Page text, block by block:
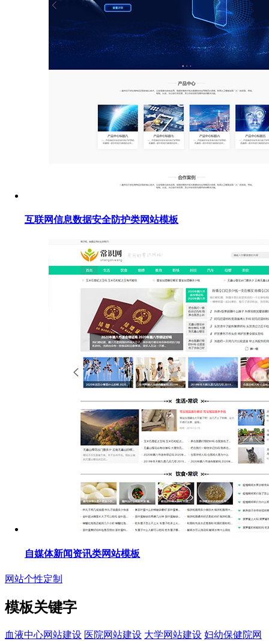
互联网信息数据安全防护类网站模板
自媒体新闻资讯类网站模板
网站个性定制
模板关键字
血液中心网站建设 医院网站建设 大学网站建设 妇幼保健院网